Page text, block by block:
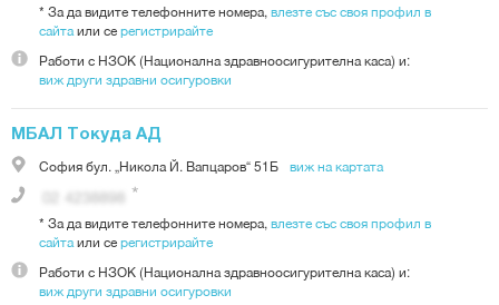
* За да видите телефонните номера, влезте със своя профил в
сайтаили серегистрирайте
Работи с НЗОК (Национална здравноосигурителна каса) и:
виж други здравни осигуровки
МБАЛ Токуда АД
Софиябул. „Никола Й. Вапцаров“ 51Б виж на картата
* За да видите телефонните номера, влезте със своя профил в
сайтаили серегистрирайте
Работи с НЗОК (Национална здравноосигурителна каса) и:
виж други здравни осигуровки